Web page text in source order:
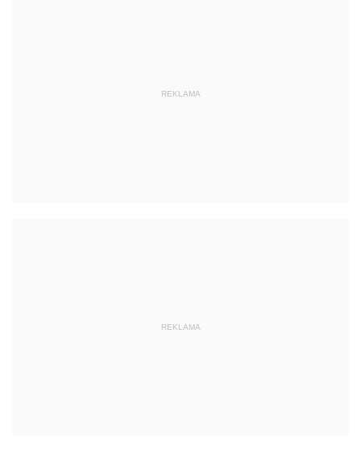
REKLAMA
REKLAMA